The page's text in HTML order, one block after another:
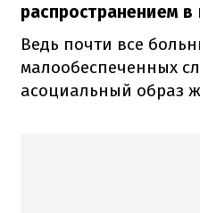
распространением
Ведь почти все
малообеспеченных
асоциальный образ